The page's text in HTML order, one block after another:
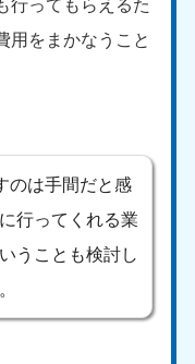
用をまかなうこと
のは手間だと感
行ってくれる業
うことも検討し